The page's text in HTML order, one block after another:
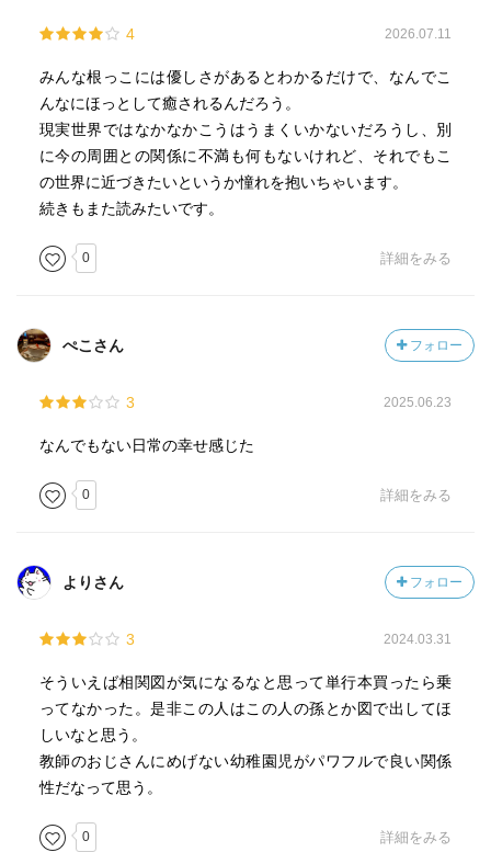
4 2026.07.11
みんな根っこには優しさがあるとわかるだけで、なんでこ
んなにほっとして癒されるんだろう。
現実世界ではなかなかこうはうまくいかないだろうし、別
に今の周囲との関係に不満も何もないけれど、それでもこ
の世界に近づきたいというか憧れを抱いちゃいます。
続きもまた読みたいです。
0 詳細をみる
ぺこさん フォロー
3 2025.06.23
なんでもない日常の幸せ感じた
0 詳細をみる
よりさん フォロー
3 2024.03.31
そういえば相関図が気になるなと思って単行本買ったら乗
ってなかった。是非この人はこの人の孫とか図で出してほ
しいなと思う。
教師のおじさんにめげない幼稚園児がパワフルで良い関係
性だなって思う。
0 詳細をみる